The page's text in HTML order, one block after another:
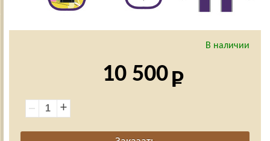
В наличии
10 500
+